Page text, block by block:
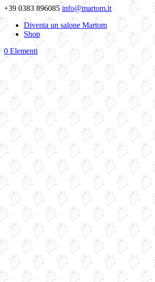
+39 0383 896085 info@martom.it
Diventa un salone Martom
Shop
0 Elementi